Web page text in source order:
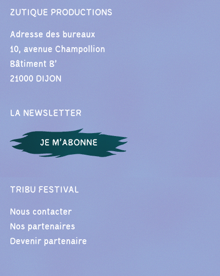
ZUTIQUE PRODUCTIONS
Adresse des bureaux
10, avenue Champollion
Bâtiment B’
21000 DIJON
LA NEWSLETTER
TRIBU FESTIVAL
Nous contacter
Nos partenaires
Devenir partenaire